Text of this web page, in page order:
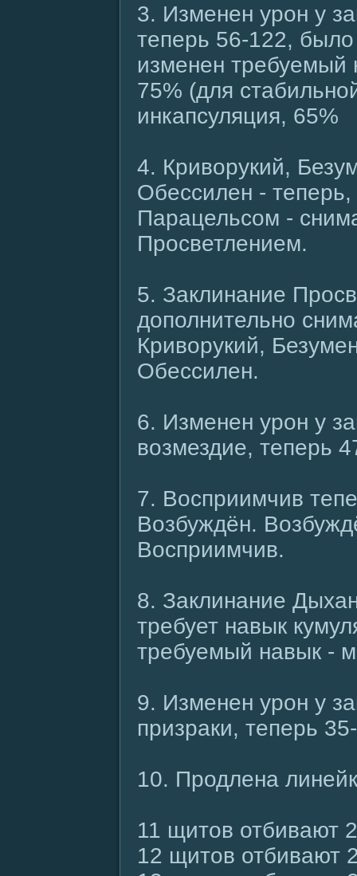
3. Изменен урон у
теперь 56-122, было
изменен требуемый
75% (для
инкапсуляция, 65%
4. Криворукий,
Обессилен - теперь,
Парацельсом -
Просветлением.
5. Заклинание
дополнительно
Криворукий,
Обессилен.
6. Изменен урон у
возмездие, теперь
7. Восприимчив
Возбуждён.
Восприимчив.
8. Заклинание
требует навык
требуемый навык -
9. Изменен урон у
призраки, теперь
10. Продлена
11 щитов отбивают
12 щитов отбивают